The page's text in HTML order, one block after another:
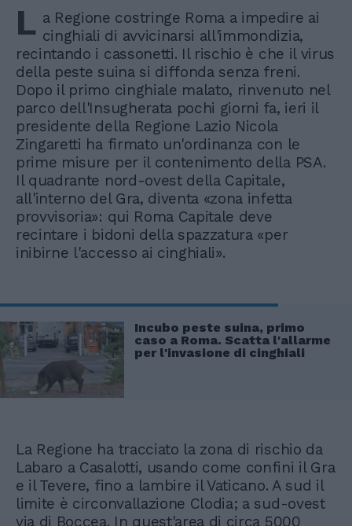
L a Regione costringe Roma a impedire ai
cinghiali di avvicinarsi all'immondizia,
recintando i cassonetti. Il rischio è che il virus
della peste suina si diffonda senza freni.
Dopo il primo cinghiale malato, rinvenuto nel
parco dell'Insugherata pochi giorni fa, ieri il
presidente della Regione Lazio Nicola
Zingaretti ha firmato un'ordinanza con le
prime misure per il contenimento della PSA.
Il quadrante nord-ovest della Capitale,
all'interno del Gra, diventa «zona infetta
provvisoria»: qui Roma Capitale deve
recintare i bidoni della spazzatura «per
inibirne l'accesso ai cinghiali».
Incubo peste suina, primo
caso a Roma. Scatta l'allarme
per l'invasione di cinghiali
La Regione ha tracciato la zona di rischio da
Labaro a Casalotti, usando come confini il Gra
e il Tevere, fino a lambire il Vaticano. A sud il
limite è circonvallazione Clodia; a sud-ovest
via di Boccea. In quest'area di circa 5000